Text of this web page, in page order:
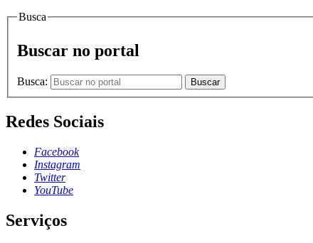
Busca
Buscar no portal
Busca: Buscar
Redes Sociais
Facebook
Instagram
Twitter
YouTube
Serviços